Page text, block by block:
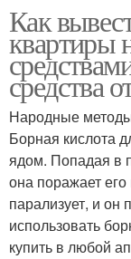
Как
квартиры
средства
Народные
Борная кислота
ядом. Попадая в
она поражает
парализует, и он
использовать
купить в любой